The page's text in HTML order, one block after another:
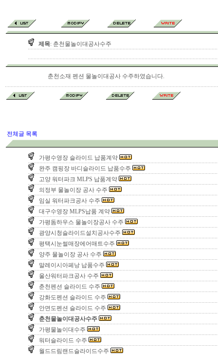
제목: 춘천물놀이대공사수주
춘천소재 펜션 물놀이대공사 수주하였습니다.
전체글 목록
가평수영장 슬라이드 납품계약
완주 캠핑장 바디슬라이드 납품수주
고양 워터파크 MLPS 납품계약
의정부 물놀이장 공사 수주
임실 워터파크공사 수주
대구수영장 MLPS납품 계약
가평돔하우스 물놀이장공사 수주
광양시청슬라이드설치공사수주
평택시눈썰매장에어매트수주
양주 물놀이장 공사 수주
말레이시아페낭 납품수주
울산워터파크공사 수주
춘천펜션 슬라이드 수주
강화도펜션 슬라이드 수주
안면도펜션 슬라이드 수주
춘천물놀이대공사수주
가평물놀이대수주
워터슬라이드 수주
월드드림랜드슬라이드수주